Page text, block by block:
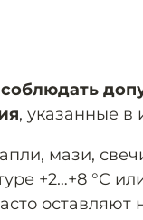
, указанные
мази,
+2…+8 °C
оставляют